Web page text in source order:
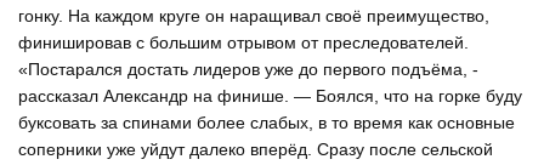
гонку. На каждом круге он наращивал своё преимущество,
финишировав с большим отрывом от преследователей.
«Постарался достать лидеров уже до первого подъёма, -
рассказал Александр на финише. — Боялся, что на горке буду
буксовать за спинами более слабых, в то время как основные
соперники уже уйдут далеко вперёд. Сразу после сельской